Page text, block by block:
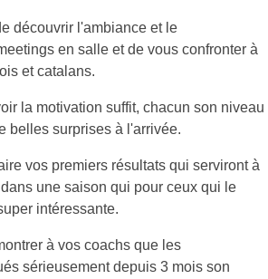
découvrir l'ambiance et le
en salle et de vous confronter à
et catalans.
la motivation suffit, chacun son niveau
belles surprises à l'arrivée.
vos premiers résultats qui serviront à
une saison qui pour ceux qui le
intéressante.
à vos coachs que les
sérieusement depuis 3 mois son